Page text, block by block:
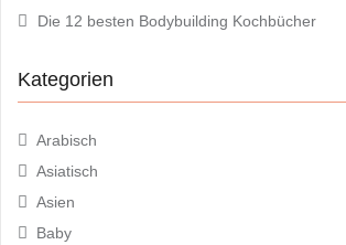
Die 12 besten Bodybuilding Kochbücher
Kategorien
Arabisch
Asiatisch
Asien
Baby